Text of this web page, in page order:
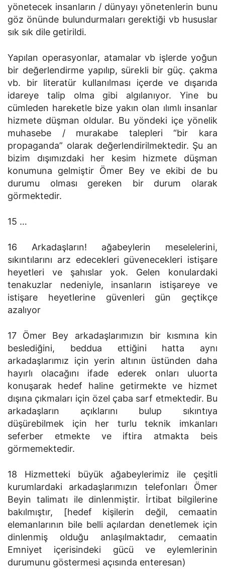
yönetecek insanların / dünyayı yönetenlerin bunu
göz önünde bulundurmaları gerektiği vb hususlar
sık sık dile getirildi.
Yapılan operasyonlar, atamalar vb işlerde yoğun
bir değerlendirme yapılıp, sürekli bir güç. çakma
vb. bir literatür kullanılması içerde ve dışarıda
idareye talip olma gibi algılanıyor. Yine bu
cümleden hareketle bize yakın olan ılımlı insanlar
hizmete düşman oldular. Bu yöndeki içe yönelik
muhasebe / murakabe talepleri “bir kara
propaganda” olarak değerlendirilmektedir. Şu an
bizim dışımızdaki her kesim hizmete düşman
konumuna gelmiştir Ömer Bey ve ekibi de bu
durumu olması gereken bir durum olarak
görmektedir.
15 …
16 Arkadaşların! ağabeylerin meselelerini,
sıkıntılarını arz edecekleri güvenecekleri istişare
heyetleri ve şahıslar yok. Gelen konulardaki
tenakuzlar nedeniyle, insanların istişareye ve
istişare heyetlerine güvenleri gün geçtikçe
azalıyor
17 Ömer Bey arkadaşlarımızın bir kısmına kin
beslediğini, beddua ettiğini hatta aynı
arkadaşlarımız için yerin altının üstünden daha
hayırlı olacağını ifade ederek onları uluorta
konuşarak hedef haline getirmekte ve hizmet
dışına çıkmaları için özel çaba sarf etmektedir. Bu
arkadaşların açıklarını bulup sıkıntıya
düşürebilmek için her turlu teknik imkanları
seferber etmekte ve iftira atmakta beis
görmemektedir.
18 Hizmetteki büyük ağabeylerimiz ile çeşitli
kurumlardaki arkadaşlarımızın telefonları Ömer
Beyin talimatı ile dinlenmiştir. İrtibat bilgilerine
bakılmıştır, [hedef kişilerin değil, cemaatin
elemanlarının bile belli açılardan denetlemek için
dinlenmiş olduğu anlaşılmaktadır, cemaatin
Emniyet içerisindeki gücü ve eylemlerinin
durumunu göstermesi açısında enteresan)